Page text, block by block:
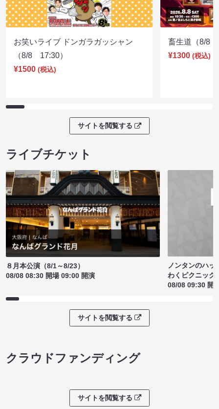
お笑いライブ ドンガラガッシャン
（8/8 17:30）
¥1500 (税込)
畜生道（8/8
¥1300 (税込)
サイトを閲覧する
ライブチケット
８月本公演（8/1～8/23）
08/08 08:30 開場 09:00 開演
ノンタンのハッ
わくピクニック
08/08 09:30 開
サイトを閲覧する
クラウドファンディング
サイトを閲覧する